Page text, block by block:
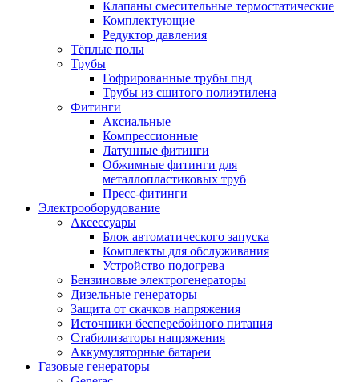
Клапаны смесительные термостатические
Комплектующие
Редуктор давления
Тёплые полы
Трубы
Гофрированные трубы пнд
Трубы из сшитого полиэтилена
Фитинги
Аксиальные
Компрессионные
Латунные фитинги
Обжимные фитинги для
металлопластиковых труб
Пресс-фитинги
Электрооборудование
Аксессуары
Блок автоматического запуска
Комплекты для обслуживания
Устройство подогрева
Бензиновые электрогенераторы
Дизельные генераторы
Защита от скачков напряжения
Источники бесперебойного питания
Стабилизаторы напряжения
Аккумуляторные батареи
Газовые генераторы